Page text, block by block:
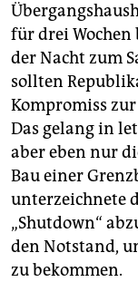
für drei Wochen
der Nacht zum
sollten
Kompromiss
Das gelang in
aber eben nur
Bau einer
unterzeichnete
„Shutdown“
den Notstand,
zu bekommen.